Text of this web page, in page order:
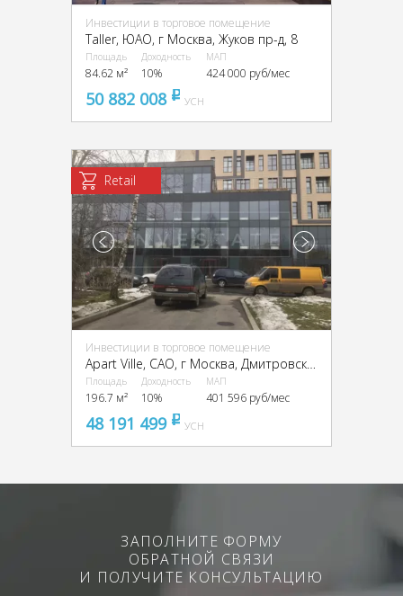
Инвестиции в торговое помещение
Taller, ЮАО, г Москва, Жуков пр-д, 8
Площадь
84.62 м²
Доходность
10%
МАП
424 000 руб/мес
50 882 008 pуб
УСН
Retail
Инвестиции в торговое помещение
Apart Ville, CАО, г Москва, Дмитровское ш., 81
Площадь
196.7 м²
Доходность
10%
МАП
401 596 руб/мес
48 191 499 pуб
УСН
ЗАПОЛНИТЕ ФОРМУ
ОБРАТНОЙ СВЯЗИ
И ПОЛУЧИТЕ КОНСУЛЬТАЦИЮ